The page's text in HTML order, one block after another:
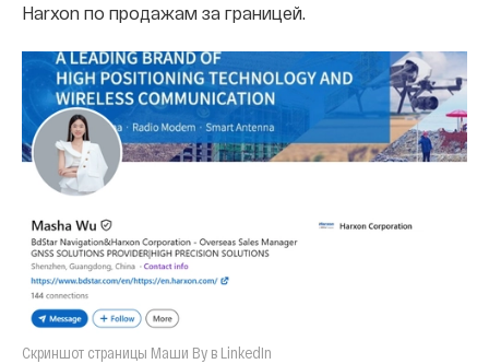
Harxon по продажам за границей.
Скриншот страницы Маши Ву в LinkedIn